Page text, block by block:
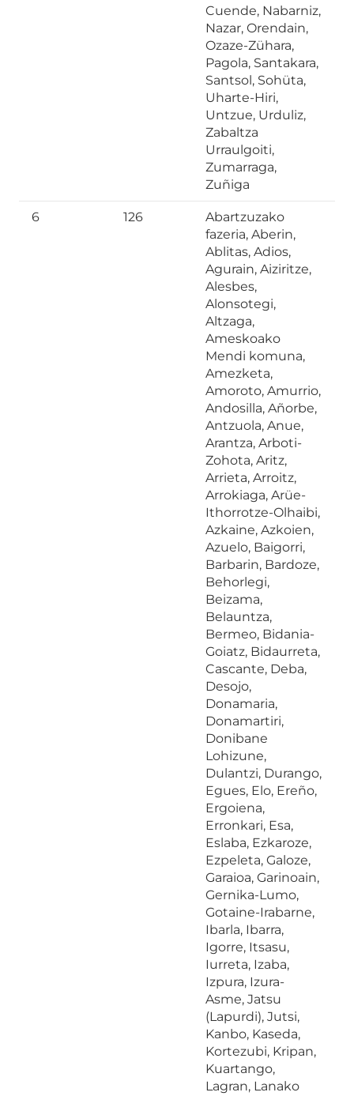
Cuende, Nabarniz,
Nazar, Orendain,
Ozaze-Zühara,
Pagola, Santakara,
Santsol, Sohüta,
Uharte-Hiri,
Untzue, Urduliz,
Zabaltza
Urraulgoiti,
Zumarraga,
Zuñiga
6 126
Abartzuzako
fazeria, Aberin,
Ablitas, Adios,
Agurain, Aiziritze,
Alesbes,
Alonsotegi,
Altzaga,
Ameskoako
Mendi komuna,
Amezketa,
Amoroto, Amurrio,
Andosilla, Añorbe,
Antzuola, Anue,
Arantza, Arboti-
Zohota, Aritz,
Arrieta, Arroitz,
Arrokiaga, Arüe-
Ithorrotze-Olhaibi,
Azkaine, Azkoien,
Azuelo, Baigorri,
Barbarin, Bardoze,
Behorlegi,
Beizama,
Belauntza,
Bermeo, Bidania-
Goiatz, Bidaurreta,
Cascante, Deba,
Desojo,
Donamaria,
Donamartiri,
Donibane
Lohizune,
Dulantzi, Durango,
Egues, Elo, Ereño,
Ergoiena,
Erronkari, Esa,
Eslaba, Ezkaroze,
Ezpeleta, Galoze,
Garaioa, Garinoain,
Gernika-Lumo,
Gotaine-Irabarne,
Ibarla, Ibarra,
Igorre, Itsasu,
Iurreta, Izaba,
Izpura, Izura-
Asme, Jatsu
(Lapurdi), Jutsi,
Kanbo, Kaseda,
Kortezubi, Kripan,
Kuartango,
Lagran, Lanako